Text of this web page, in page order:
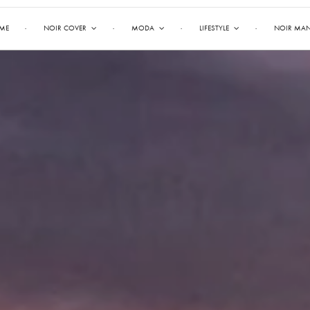
NOIR COVER MODA LIFESTYLE NOIR